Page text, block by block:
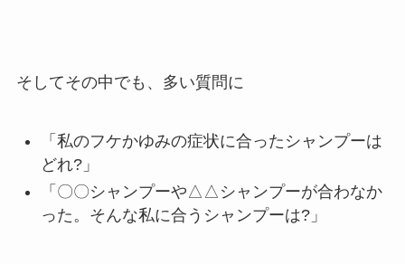
そしてその中でも、多い質問に
「私のフケかゆみの症状に合ったシャンプーは
どれ?」
「〇〇シャンプーや△△シャンプーが合わなか
った。そんな私に合うシャンプーは?」